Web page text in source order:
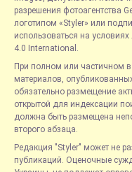
разрешения фотоагентства
логотипом «Styler» или
использоваться на
4.0 International.
При полном или частичном
материалов,
обязательно размещение
открытой для индексации
должна быть размещена
второго абзаца.
Редакция "Styler" может не
публикаций. Оценочные